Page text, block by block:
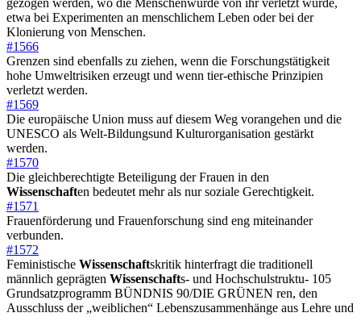
gezogen werden, wo die Menschenwürde von ihr verletzt würde,
etwa bei Experimenten an menschlichem Leben oder bei der
Klonierung von Menschen.
#1566
Grenzen sind ebenfalls zu ziehen, wenn die Forschungstätigkeit
hohe Umweltrisiken erzeugt und wenn tier-ethische Prinzipien
verletzt werden.
#1569
Die europäische Union muss auf diesem Weg vorangehen und die
UNESCO als Welt-Bildungsund Kulturorganisation gestärkt
werden.
#1570
Die gleichberechtigte Beteiligung der Frauen in den
Wissenschaften bedeutet mehr als nur soziale Gerechtigkeit.
#1571
Frauenförderung und Frauenforschung sind eng miteinander
verbunden.
#1572
Feministische Wissenschaftskritik hinterfragt die traditionell
männlich geprägten Wissenschafts- und Hochschulstruktu- 105
Grundsatzprogramm BÜNDNIS 90/DIE GRÜNEN ren, den
Ausschluss der „weiblichen“ Lebenszusammenhänge aus Lehre und